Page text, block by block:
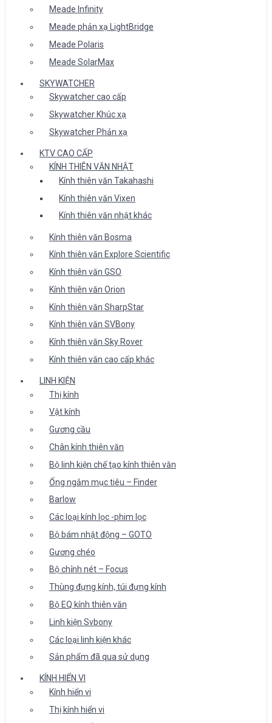
Meade Infinity
Meade phản xạ LightBridge
Meade Polaris
Meade SolarMax
SKYWATCHER
Skywatcher cao cấp
Skywatcher Khúc xạ
Skywatcher Phản xạ
KTV CAO CẤP
KÍNH THIÊN VĂN NHẬT
Kính thiên văn Takahashi
Kính thiên văn Vixen
Kính thiên văn nhật khác
Kính thiên văn Bosma
Kính thiên văn Explore Scientific
Kính thiên văn GSO
Kính thiên văn Orion
Kính thiên văn SharpStar
Kính thiên văn SVBony
Kính thiên văn Sky Rover
Kính thiên văn cao cấp khác
LINH KIỆN
Thị kính
Vật kính
Gương cầu
Chân kính thiên văn
Bộ linh kiện chế tạo kính thiên văn
Ống ngắm mục tiêu – Finder
Barlow
Các loại kính lọc -phim lọc
Bộ bám nhật động – GOTO
Gương chéo
Bộ chỉnh nét – Focus
Thùng đựng kính, túi đựng kính
Bộ EQ kính thiên văn
Linh kiện Svbony
Các loại linh kiện khác
Sản phẩm đã qua sử dụng
KÍNH HIỂN VI
Kính hiển vi
Thị kính hiển vi